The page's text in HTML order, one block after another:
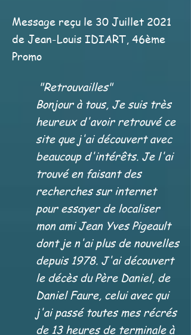
Message reçu le 30 Juillet 2021
de Jean-Louis IDIART, 46ème
Promo
"Retrouvailles"
Bonjour à tous, Je suis très
heureux d'avoir retrouvé ce
site que j'ai découvert avec
beaucoup d'intérêts. Je l'ai
trouvé en faisant des
recherches sur internet
pour essayer de localiser
mon ami Jean Yves Pigeault
dont je n'ai plus de nouvelles
depuis 1978. J'ai découvert
le décès du Père Daniel, de
Daniel Faure, celui avec qui
j'ai passé toutes mes récrés
de 13 heures de terminale à